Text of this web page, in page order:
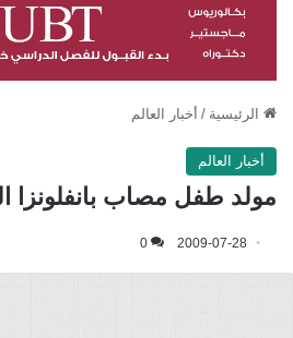
الرئيسية / أخبار العالم
أخبار العالم
مولد طفل مصاب بانفلونزا
2009-07-28
0